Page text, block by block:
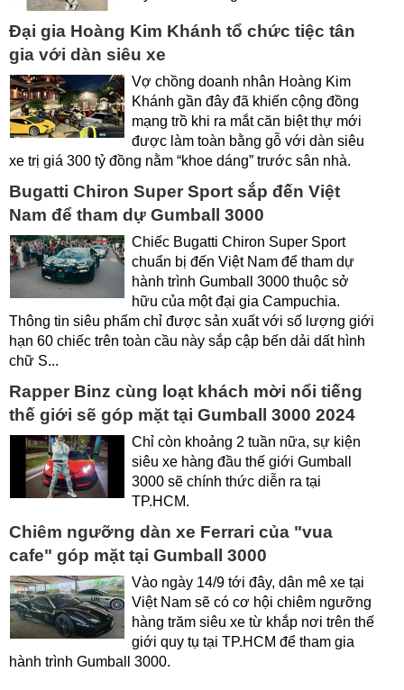
Đại gia Hoàng Kim Khánh tổ chức tiệc tân
gia với dàn siêu xe
Vợ chồng doanh nhân Hoàng Kim
Khánh gần đây đã khiến cộng đồng
mạng trồ khi ra mắt căn biệt thự mới
được làm toàn bằng gỗ với dàn siêu
xe trị giá 300 tỷ đồng nằm “khoe dáng” trước sân nhà.
Bugatti Chiron Super Sport sắp đến Việt
Nam để tham dự Gumball 3000
Chiếc Bugatti Chiron Super Sport
chuẩn bị đến Việt Nam để tham dự
hành trình Gumball 3000 thuộc sở
hữu của một đại gia Campuchia.
Thông tin siêu phẩm chỉ được sản xuất với số lượng giới
hạn 60 chiếc trên toàn cầu này sắp cập bến dải dất hình
chữ S...
Rapper Binz cùng loạt khách mời nổi tiếng
thế giới sẽ góp mặt tại Gumball 3000 2024
Chỉ còn khoảng 2 tuần nữa, sự kiện
siêu xe hàng đầu thế giới Gumball
3000 sẽ chính thức diễn ra tại
TP.HCM.
Chiêm ngưỡng dàn xe Ferrari của "vua
cafe" góp mặt tại Gumball 3000
Vào ngày 14/9 tới đây, dân mê xe tại
Việt Nam sẽ có cơ hội chiêm ngưỡng
hàng trăm siêu xe từ khắp nơi trên thế
giới quy tụ tại TP.HCM để tham gia
hành trình Gumball 3000.